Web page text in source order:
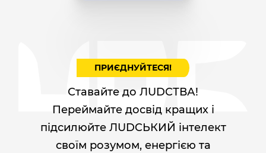
ПРИЄДНУЙТЕСЯ!
Ставайте до ЛUDCТВА!
Переймайте досвід кращих і
підсилюйте ЛUDCЬКИЙ інтелект
своїм розумом, енергією та